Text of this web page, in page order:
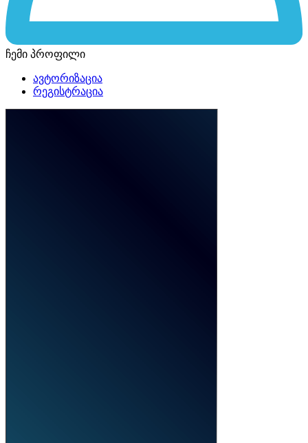
ჩემი პროფილი
ავტორიზაცია
რეგისტრაცია